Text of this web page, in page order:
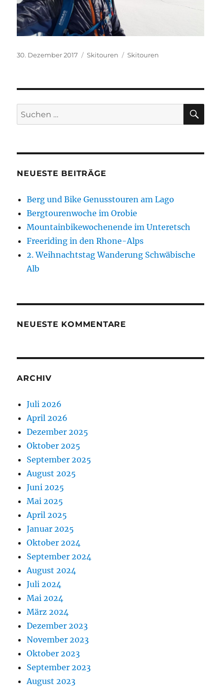
Veröffentlicht
30. Dezember 2017 Kategorien
Skitouren Schlagwörter
Skitouren
Suchen
nach:
NEUESTE BEITRÄGE
Berg und Bike Genusstouren am Lago
Bergtourenwoche im Orobie
Mountainbikewochenende im Unteretsch
Freeriding in den Rhone-Alps
2. Weihnachtstag Wanderung Schwäbische
Alb
NEUESTE KOMMENTARE
ARCHIV
Juli 2026
April 2026
Dezember 2025
Oktober 2025
September 2025
August 2025
Juni 2025
Mai 2025
April 2025
Januar 2025
Oktober 2024
September 2024
August 2024
Juli 2024
Mai 2024
März 2024
Dezember 2023
November 2023
Oktober 2023
September 2023
August 2023